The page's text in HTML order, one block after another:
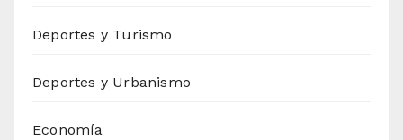
Deportes y Turismo
Deportes y Urbanismo
Economía